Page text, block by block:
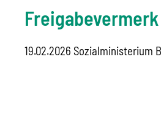
Freigabevermerk
19.02.2026 Sozialministerium